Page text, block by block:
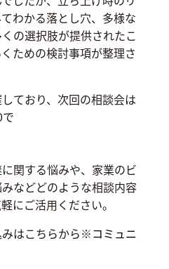
わかる落とし穴、多様な
の選択肢が提供されたこ
ための検討事項が整理さ
ており、次回の相談会は
悩みや、家業のビ
などどのような相談内容
にご活用ください。
はこちらから※コミュニ